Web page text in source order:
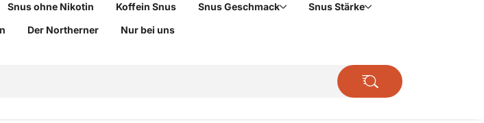
Snus ohne Nikotin Koffein Snus Snus Geschmack
Snus Stärke
Der Northerner Nur bei uns